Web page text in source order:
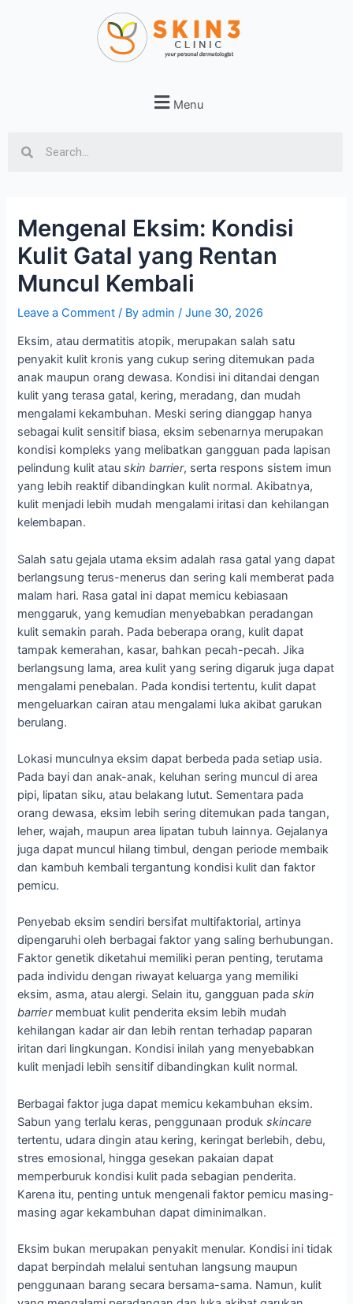
Menu
Mengenal Eksim: Kondisi
Kulit Gatal yang Rentan
Muncul Kembali
Leave a Comment / Byadmin/June 30, 2026
Eksim, atau dermatitis atopik, merupakan salah satu
penyakit kulit kronis yang cukup sering ditemukan pada
anak maupun orang dewasa. Kondisi ini ditandai dengan
kulit yang terasa gatal, kering, meradang, dan mudah
mengalami kekambuhan. Meski sering dianggap hanya
sebagai kulit sensitif biasa, eksim sebenarnya merupakan
kondisi kompleks yang melibatkan gangguan pada lapisan
pelindung kulit atau skin barrier, serta respons sistem imun
yang lebih reaktif dibandingkan kulit normal. Akibatnya,
kulit menjadi lebih mudah mengalami iritasi dan kehilangan
kelembapan.
Salah satu gejala utama eksim adalah rasa gatal yang dapat
berlangsung terus-menerus dan sering kali memberat pada
malam hari. Rasa gatal ini dapat memicu kebiasaan
menggaruk, yang kemudian menyebabkan peradangan
kulit semakin parah. Pada beberapa orang, kulit dapat
tampak kemerahan, kasar, bahkan pecah-pecah. Jika
berlangsung lama, area kulit yang sering digaruk juga dapat
mengalami penebalan. Pada kondisi tertentu, kulit dapat
mengeluarkan cairan atau mengalami luka akibat garukan
berulang.
Lokasi munculnya eksim dapat berbeda pada setiap usia.
Pada bayi dan anak-anak, keluhan sering muncul di area
pipi, lipatan siku, atau belakang lutut. Sementara pada
orang dewasa, eksim lebih sering ditemukan pada tangan,
leher, wajah, maupun area lipatan tubuh lainnya. Gejalanya
juga dapat muncul hilang timbul, dengan periode membaik
dan kambuh kembali tergantung kondisi kulit dan faktor
pemicu.
Penyebab eksim sendiri bersifat multifaktorial, artinya
dipengaruhi oleh berbagai faktor yang saling berhubungan.
Faktor genetik diketahui memiliki peran penting, terutama
pada individu dengan riwayat keluarga yang memiliki
eksim, asma, atau alergi. Selain itu, gangguan padaskin
barrier membuat kulit penderita eksim lebih mudah
kehilangan kadar air dan lebih rentan terhadap paparan
iritan dari lingkungan. Kondisi inilah yang menyebabkan
kulit menjadi lebih sensitif dibandingkan kulit normal.
Berbagai faktor juga dapat memicu kekambuhan eksim.
Sabun yang terlalu keras, penggunaan produkskincare
tertentu, udara dingin atau kering, keringat berlebih, debu,
stres emosional, hingga gesekan pakaian dapat
memperburuk kondisi kulit pada sebagian penderita.
Karena itu, penting untuk mengenali faktor pemicu masing-
masing agar kekambuhan dapat diminimalkan.
Eksim bukan merupakan penyakit menular. Kondisi ini tidak
dapat berpindah melalui sentuhan langsung maupun
penggunaan barang secara bersama-sama. Namun, kulit